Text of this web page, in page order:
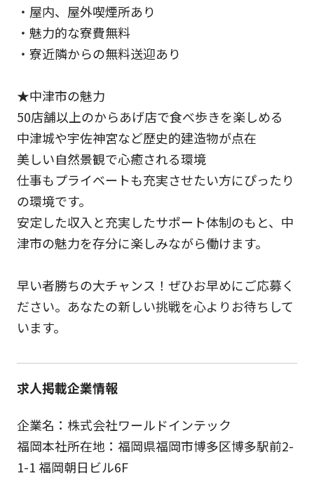
・屋内、屋外喫煙所あり
・魅力的な寮費無料
・寮近隣からの無料送迎あり
★中津市の魅力
50店舗以上のからあげ店で食べ歩きを楽しめる
中津城や宇佐神宮など歴史的建造物が点在
美しい自然景観で心癒される環境
仕事もプライベートも充実させたい方にぴったり
の環境です。
安定した収入と充実したサポート体制のもと、中
津市の魅力を存分に楽しみながら働けます。
早い者勝ちの大チャンス！ぜひお早めにご応募く
ださい。あなたの新しい挑戦を心よりお待ちして
います。
求人掲載企業情報
企業名：株式会社ワールドインテック
福岡本社所在地：福岡県福岡市博多区博多駅前2-
1-1 福岡朝日ビル6F